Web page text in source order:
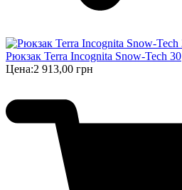
Рюкзак Terra Incognita Snow-Tech 30
Цена:2 913,00 грн